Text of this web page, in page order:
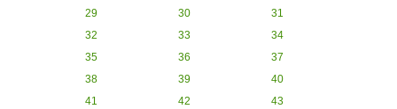
29 30
31
32
33
34
35
36
37
38
39
40
41
42
43